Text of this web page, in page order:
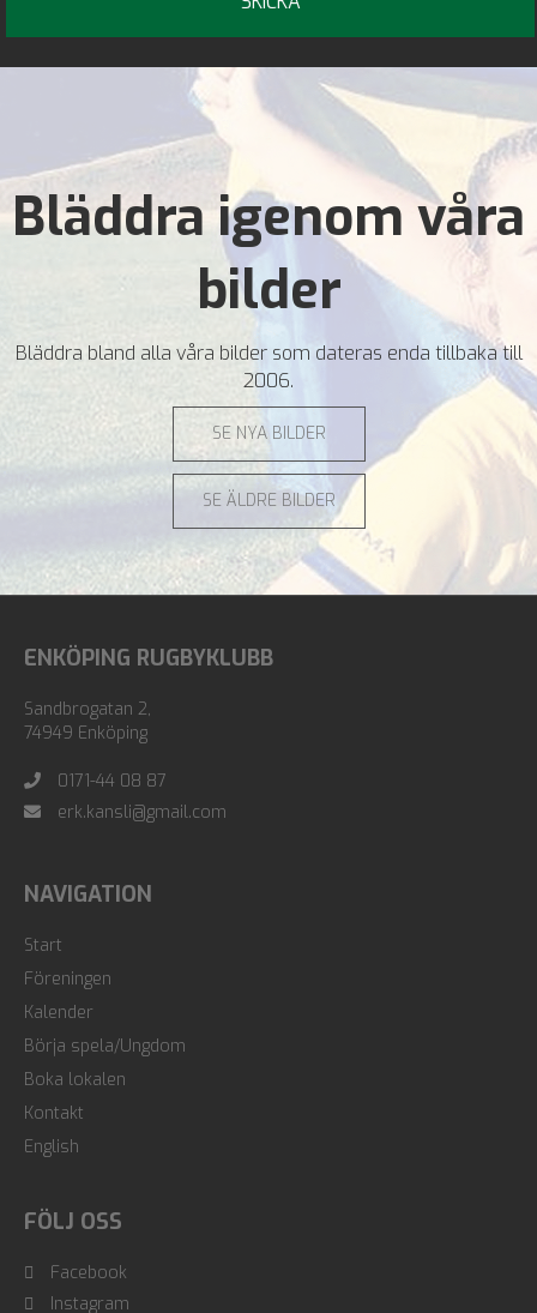
Bläddra igenom våra
bilder
Bläddra bland alla våra bilder som dateras enda tillbaka till
2006.
SE NYA BILDER
SE ÄLDRE BILDER
ENKÖPING RUGBYKLUBB
Sandbrogatan 2,
74949 Enköping
0171-44 08 87
erk.kansli@gmail.com
NAVIGATION
Start
Föreningen
Kalender
Börja spela/Ungdom
Boka lokalen
Kontakt
English
FÖLJ OSS
Facebook
Instagram